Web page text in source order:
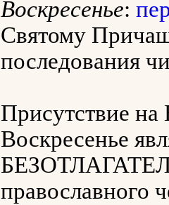
Воскресенье:
Святому
последования
Присутствие
Воскресенье
православного